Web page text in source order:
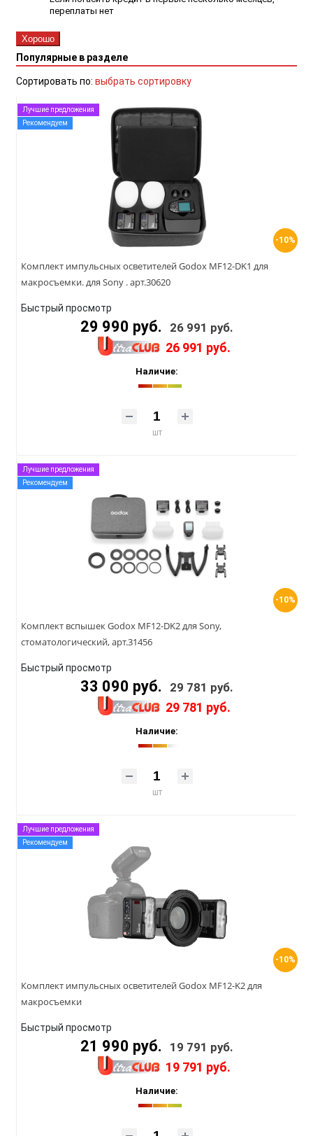
переплаты нет
Хорошо
Популярные в разделе
Сортировать по: выбрать сортировку
-10%
Лучшие предложения
Рекомендуем
Комплект импульсных осветителей Godox MF12-DK1 для
макросъемки. для Sony . арт.30620
Быстрый просмотр
29 990 руб. 26 991 руб.
26 991 руб.
Наличие:
шт
-10%
Лучшие предложения
Рекомендуем
Комплект вспышек Godox MF12-DK2 для Sony,
стоматологический, арт.31456
Быстрый просмотр
33 090 руб. 29 781 руб.
29 781 руб.
Наличие:
шт
-10%
Лучшие предложения
Рекомендуем
Комплект импульсных осветителей Godox MF12-K2 для
макросъемки
Быстрый просмотр
21 990 руб. 19 791 руб.
19 791 руб.
Наличие: